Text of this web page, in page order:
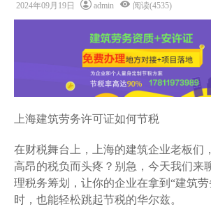
2024年09月19日 admin 阅读(4535)
上海建筑劳务许可证如何节税
在财税舞台上，上海的建筑企业老板们
高昂的税负而头疼？别急，今天我们来
理税务筹划，让你的企业在拿到“建筑劳
时，也能轻松跳起节税的华尔兹。